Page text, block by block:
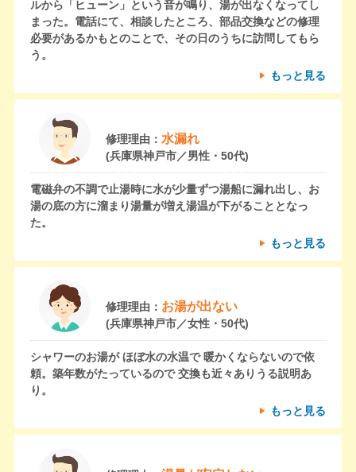
ルから「ヒューン」という音が鳴り、湯が出なくなってし
まった。電話にて、相談したところ、部品交換などの修理
必要があるかもとのことで、その日のうちに訪問してもら
う。
もっと見る
修理理由： 水漏れ
(兵庫県神戸市／男性・50代)
電磁弁の不調で止湯時に水が少量ずつ湯船に漏れ出し、お
湯の底の方に溜まり湯量が増え湯温が下がることとなっ
た。
もっと見る
修理理由： お湯が出ない
(兵庫県神戸市／女性・50代)
シャワーのお湯が ほぼ水の水温で 暖かくならないので依
頼。築年数がたっているので 交換も近々ありうる説明あ
り。
もっと見る